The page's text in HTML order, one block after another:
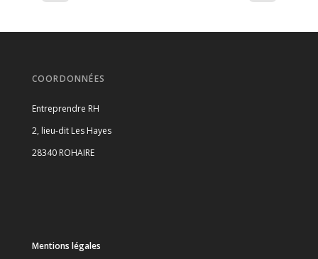
COORDONNÉES
Entreprendre RH
2, lieu-dit Les Hayes
28340 ROHAIRE
Mentions légales